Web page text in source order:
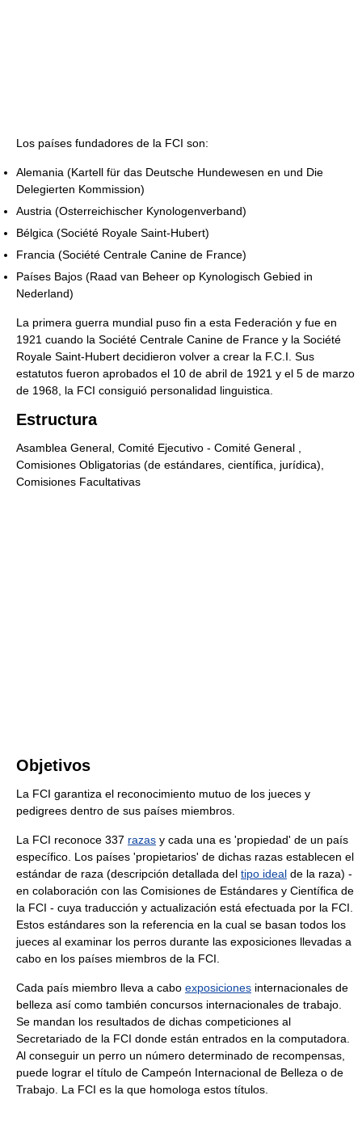
Los países fundadores de la FCI son:
Alemania (Kartell für das Deutsche Hundewesen en und Die
Delegierten Kommission)
Austria (Osterreichischer Kynologenverband)
Bélgica (Société Royale Saint-Hubert)
Francia (Société Centrale Canine de France)
Países Bajos (Raad van Beheer op Kynologisch Gebied in
Nederland)
La primera guerra mundial puso fin a esta Federación y fue en
1921 cuando la Société Centrale Canine de France y la Société
Royale Saint-Hubert decidieron volver a crear la F.C.I. Sus
estatutos fueron aprobados el 10 de abril de 1921 y el 5 de marzo
de 1968, la FCI consiguió personalidad linguistica.
Estructura
Asamblea General, Comité Ejecutivo - Comité General ,
Comisiones Obligatorias (de estándares, científica, jurídica),
Comisiones Facultativas
Objetivos
La FCI garantiza el reconocimiento mutuo de los jueces y
pedigrees dentro de sus países miembros.
La FCI reconoce 337 razas y cada una es 'propiedad' de un país
específico. Los países 'propietarios' de dichas razas establecen el
estándar de raza (descripción detallada del tipo ideal de la raza) -
en colaboración con las Comisiones de Estándares y Científica de
la FCI - cuya traducción y actualización está efectuada por la FCI.
Estos estándares son la referencia en la cual se basan todos los
jueces al examinar los perros durante las exposiciones llevadas a
cabo en los países miembros de la FCI.
Cada país miembro lleva a cabo exposiciones internacionales de
belleza así como también concursos internacionales de trabajo.
Se mandan los resultados de dichas competiciones al
Secretariado de la FCI donde están entrados en la computadora.
Al conseguir un perro un número determinado de recompensas,
puede lograr el título de Campeón Internacional de Belleza o de
Trabajo. La FCI es la que homologa estos títulos.